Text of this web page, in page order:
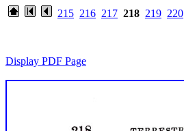
215 216 217 218 219 220
Display PDF Page